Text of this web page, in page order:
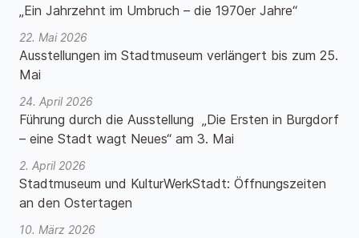
„Ein Jahrzehnt im Umbruch – die 1970er Jahre“
22. Mai 2026
Ausstellungen im Stadtmuseum verlängert bis zum 25.
Mai
24. April 2026
Führung durch die Ausstellung „Die Ersten in Burgdorf
– eine Stadt wagt Neues“ am 3. Mai
2. April 2026
Stadtmuseum und KulturWerkStadt: Öffnungszeiten
an den Ostertagen
10. März 2026